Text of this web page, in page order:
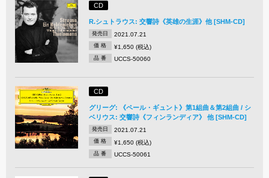
CD
R.シュトラウス: 交響詩《英雄の生涯》他 [SHM-CD]
発売日 2021.07.21
価 格 ¥1,650 (税込)
品 番 UCCS-50060
CD
グリーグ: 《ペール・ギュント》第1組曲＆第2組曲 / シ
ベリウス: 交響詩《フィンランディア》 他 [SHM-CD]
発売日 2021.07.21
価 格 ¥1,650 (税込)
品 番 UCCS-50061